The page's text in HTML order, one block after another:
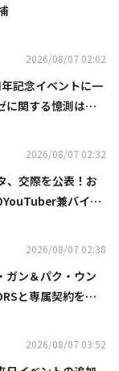
2026/08/07 02:02
記念イベントに一
関する憶測は否
2026/08/07 02:32
、交際を公表！お
兼バイオ
2026/08/07 02:38
ガン＆パク・ウン
と専属契約を締
2026/08/07 03:52